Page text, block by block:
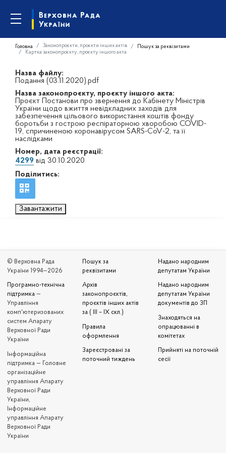
Головна Законопроєкти, проєкти інших актів
Пошук за реквізитами
Картка законопроєкту, проєкту іншого акта
Назва файлу:
Подання (03.11.2020).pdf
Назва законопроєкту, проєкту іншого акта:
Проєкт Постанови про звернення до Кабінету Міністрів
України щодо вжиття невідкладних заходів для
забезпечення цільового використання коштів фонду
боротьби з гострою респіраторною хворобою COVID-
19, спричиненою коронавірусом SARS-CoV-2, та її
наслідками
Номер, дата реєстрації:
4299 від 30.10.2020
Поділитись:
Завантажити
© Верховна Рада
України 1994—2026
Програмно-технічна
підтримка —
Управління
комп'ютеризованих
систем Апарату
Верховної Ради
України
Iнформаційна
підтримка — Головне
організаційне
управління Апарату
Верховної Ради
України,
Інформаційне
управління Апарату
Верховної Ради
України
Пошук за
реквізитами
Архів
законопроєктів,
проєктів інших актів
за ( III – IX скл.)
Правила
оформлення
Зареєстровані за
поточний тиждень
Надано народним
депутатам України
Надано народним
депутатам України
документів до ЗП
Знаходяться на
опрацюванні в
комітетах
Прийняті на поточній
сесії